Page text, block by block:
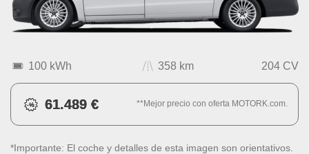
100 kWh 358 km 204 CV
61.489 € **Mejor precio con oferta MOTORK.com.
*Importante: El coche y detalles de esta imagen son orientativos.